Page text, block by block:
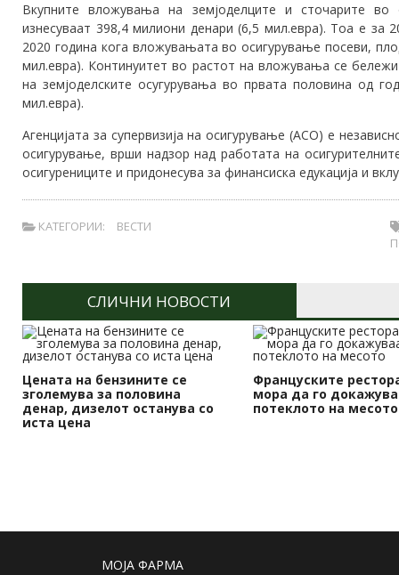
Вкупните вложувања на земјоделците и сточарите во
изнесуваат 398,4 милиони денари (6,5 мил.евра). Тоа е за
2020 година кога вложувањата во осигурување посеви,
мил.евра). Континуитет во растот на вложувања се
на земјоделските осугурувања во првата половина од
мил.евра).
Агенцијата за супервизија на осигурување (АСО) е
осигурување, врши надзор над работата на
осигурениците и придонесува за финансиска едукација и
КАТЕГОРИИ:
ВЕСТИ
СЛИЧНИ НОВОСТИ
Цената на бензините се
зголемува за половина
денар, дизелот останува со
иста цена
Француските
мора да го
потеклото на месото
МОЈА ФАРМА